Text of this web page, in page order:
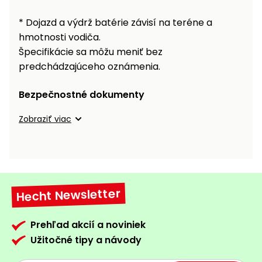
* Dojazd a výdrž batérie závisí na teréne a
hmotnosti vodiča.
Špecifikácie sa môžu meniť bez
predchádzajúceho oznámenia.
Bezpečnostné dokumenty
Zobraziť viac
Hecht Newsletter
Prehľad akcií a noviniek
Užitočné tipy a návody